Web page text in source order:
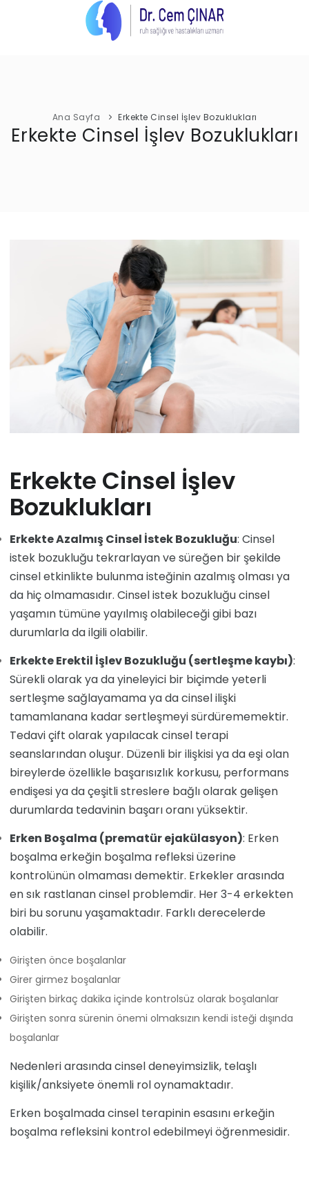
UZM. DR. CEM ÇINAR
EVLİLİK VE İLİŞKİ SORUNLARI
DÜRTÜ KONTROL BOZUKLUKLARI
ALKOL -MADDE BAĞIMLILIKLARI
DEMANS (BUNAMA)
BEDENSEL BELİRTİ BOZUKLUKLARI
YEME BOZUKLUKLARI
ÇOCUKLUK VE ERGENLİK DÖNEMİ HASTALIKLARI
Ana Sayfa Erkekte Cinsel İşlev Bozuklukları
Erkekte Cinsel İşlev Bozuklukları
Erkekte Cinsel İşlev
Bozuklukları
Erkekte Azalmış Cinsel İstek Bozukluğu: Cinsel
istek bozukluğu tekrarlayan ve süreğen bir şekilde
cinsel etkinlikte bulunma isteğinin azalmış olması ya
da hiç olmamasıdır. Cinsel istek bozukluğu cinsel
yaşamın tümüne yayılmış olabileceği gibi bazı
durumlarla da ilgili olabilir.
Erkekte Erektil İşlev Bozukluğu (sertleşme kaybı):
Sürekli olarak ya da yineleyici bir biçimde yeterli
sertleşme sağlayamama ya da cinsel ilişki
tamamlanana kadar sertleşmeyi sürdürememektir.
Tedavi çift olarak yapılacak cinsel terapi
seanslarından oluşur. Düzenli bir ilişkisi ya da eşi olan
bireylerde özellikle başarısızlık korkusu, performans
endişesi ya da çeşitli streslere bağlı olarak gelişen
durumlarda tedavinin başarı oranı yüksektir.
Erken Boşalma (prematür ejakülasyon): Erken
boşalma erkeğin boşalma refleksi üzerine
kontrolünün olmaması demektir. Erkekler arasında
en sık rastlanan cinsel problemdir. Her 3-4 erkekten
biri bu sorunu yaşamaktadır. Farklı derecelerde
olabilir.
Girişten önce boşalanlar
Girer girmez boşalanlar
Girişten birkaç dakika içinde kontrolsüz olarak boşalanlar
Girişten sonra sürenin önemi olmaksızın kendi isteği dışında
boşalanlar
Nedenleri arasında cinsel deneyimsizlik, telaşlı
kişilik/anksiyete önemli rol oynamaktadır.
Erken boşalmada cinsel terapinin esasını erkeğin
boşalma refleksini kontrol edebilmeyi öğrenmesidir.